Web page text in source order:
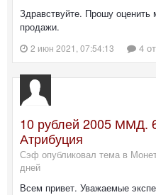
Здравствуйте. Прошу
продажи.
2 июн 2021, 07:54:13 4
10 рублей 2005 ММД.
Атрибуция
Сэф опубликовал тема в
дней
Всем привет. Уважаемые